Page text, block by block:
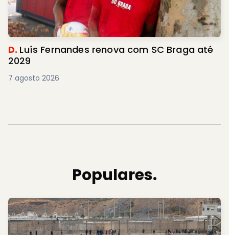
D. Luís Fernandes renova com SC Braga até
2029
7 agosto 2026
Populares.